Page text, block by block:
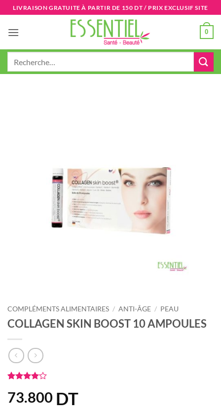
Passer
au
contenu
LIVRAISON GRATUITE À PARTIR DE 150 DT / PRIX EXCLUSIF SITE
0
COMPLÉMENTS ALIMENTAIRES / ANTI-ÂGE / PEAU
COLLAGEN SKIN BOOST 10 AMPOULES
sur 5
basé sur
73.800 DT